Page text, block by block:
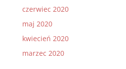
czerwiec 2020
maj 2020
kwiecień 2020
marzec 2020